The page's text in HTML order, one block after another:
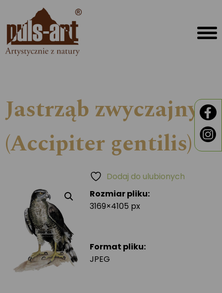
Jastrząb zwyczajny
(Accipiter gentilis)
Rozmiar pliku:
3169×4105 px
Format pliku:
JPEG
Dodaj do ulubionych